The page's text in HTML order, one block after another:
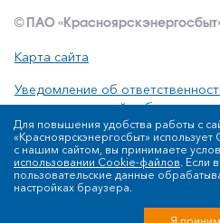
© ПАО
Карта сайта
Уведомление об
интеллектуальной
Политика ПАО
обработки персональных данных
Для повышения удобства работы с
«Красноярскэнергосбыт»
с нашим сайтом, вы принимаете
использовании Cookie-файлов. Если
пользовательские данные
настройках браузера.